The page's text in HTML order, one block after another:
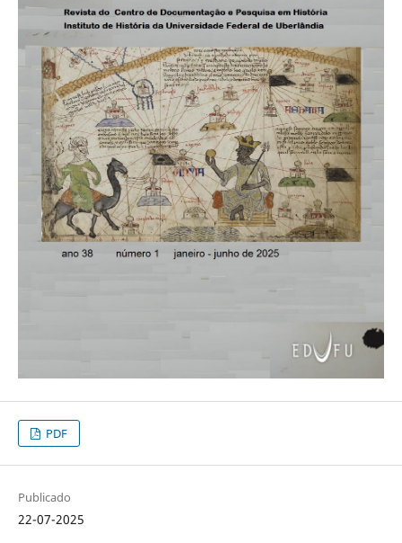
PDF
Publicado
22-07-2025